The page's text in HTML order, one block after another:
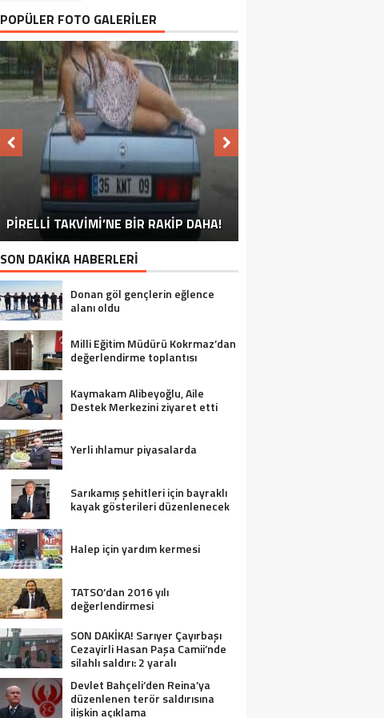
POPÜLER FOTO GALERİLER
PİRELLİ TAKVİMİ’NE BİR RAKİP DAHA!
EN İYİ ‘KURBAN BAYRAMI’ CAPSLERİ!
BUNU SÖYLEMEYEN ESNAF GÖRDÜNÜZ
MÜ?
FOTOĞRAFLARLA HIZAN
FOTOĞRAFLARLA BITLIS
FOTOĞRAFLARLA TATVAN
FOTOĞRAFLARLA GÜROYMAK
FOTOĞRAFLARLA AHLAT
FOTOĞRAFLARLA ADILCEVAZ
FOTOĞRAFLARLA MUTKI
SON DAKİKA HABERLERİ
Donan göl gençlerin eğlence
alanı oldu
Milli Eğitim Müdürü Kokrmaz’dan
değerlendirme toplantısı
Kaymakam Alibeyoğlu, Aile
Destek Merkezini ziyaret etti
Yerli ıhlamur piyasalarda
Sarıkamış şehitleri için bayraklı
kayak gösterileri düzenlenecek
Halep için yardım kermesi
TATSO’dan 2016 yılı
değerlendirmesi
SON DAKİKA! Sarıyer Çayırbaşı
Cezayirli Hasan Paşa Camii’nde
silahlı saldırı: 2 yaralı
Devlet Bahçeli’den Reina’ya
düzenlenen terör saldırısına
ilişkin açıklama